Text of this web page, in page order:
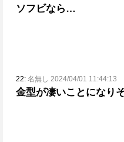
ソフビなら…
22: 名無し 2024/04/01 11:44:13
金型が凄いことになり